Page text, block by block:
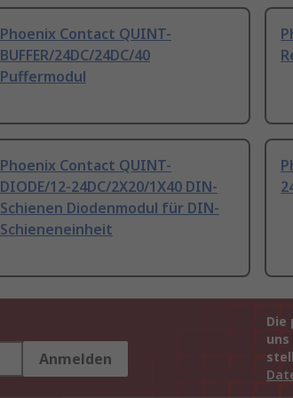
Phoenix Contact QUINT-
BUFFER/24DC/24DC/40
Puffermodul
Phoenix Contact QUINT-
DIODE/12-24DC/2X20/1X40 DIN-
Schienen Diodenmodul für DIN-
Schieneneinheit
Anmelden
Die